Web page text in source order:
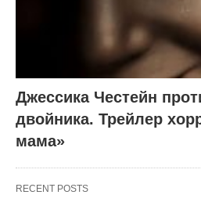
Джессика Честейн
двойника. Трейлер
мама»
RECENT POSTS